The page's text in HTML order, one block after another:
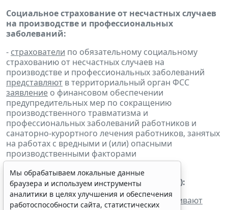
Социальное страхование от несчастных случаев
на производстве и профессиональных
заболеваний:
- страхователи по обязательному социальному
страхованию от несчастных случаев на
производстве и профессиональных заболеваний
представляют в территориальный орган ФСС
заявление о финансовом обеспечении
предупредительных мер по сокращению
производственного травматизма и
профессиональных заболеваний работников и
санаторно-курортного лечения работников, занятых
на работах с вредными и (или) опасными
производственными факторами
Транспортный налог (Рязанская область):
- налогоплательщики - организацииуплачивают
Мы обрабатываем локальные данные
браузера и используем инструменты
аналитики в целях улучшения и обеспечения
работоспособности сайта, статистических